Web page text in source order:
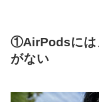
①AirPodsには
がない